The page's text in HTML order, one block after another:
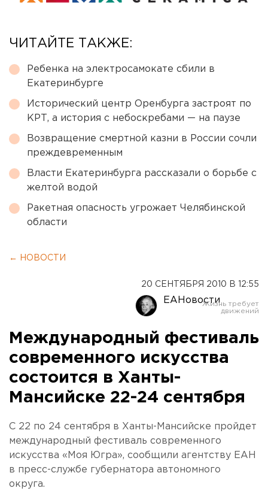
ЧИТАЙТЕ ТАКЖЕ:
Ребенка на электросамокате сбили в
Екатеринбурге
Исторический центр Оренбурга застроят по
КРТ, а история с небоскребами — на паузе
Возвращение смертной казни в России сочли
преждевременным
Власти Екатеринбурга рассказали о борьбе с
желтой водой
Ракетная опасность угрожает Челябинской
области
← НОВОСТИ
20 СЕНТЯБРЯ 2010 В 12:55
ЕАНовости
Международный фестиваль
современного искусства
состоится в Ханты-
Мансийске 22-24 сентября
С 22 по 24 сентября в Ханты-Мансийске пройдет
международный фестиваль современного
искусства «Моя Югра», сообщили агентству ЕАН
в пресс-службе губернатора автономного
округа.